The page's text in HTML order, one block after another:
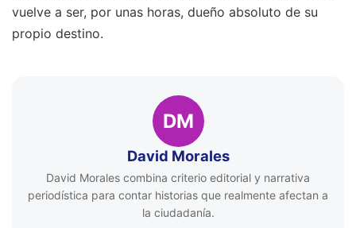
vuelve a ser, por unas horas, dueño absoluto de su
propio destino.
DM
David Morales
David Morales combina criterio editorial y narrativa
periodística para contar historias que realmente afectan a
la ciudadanía.